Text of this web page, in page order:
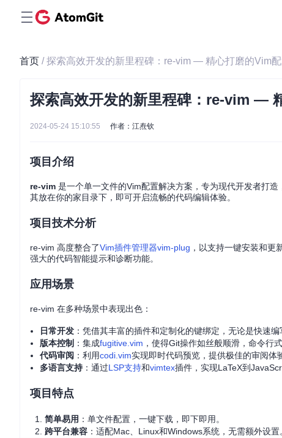
首页 / 探索高效开发的新里程碑：re-vim — 精心打磨的Vim
探索高效开发的新里程碑：re-vim —
2024-05-24 15:10:55 作者：江焘钦
项目介绍
re-vim 是一个单一文件的Vim配置解决方案，专为现代开发者打
其放在你的家目录下，即可开启流畅的代码编辑体验。
项目技术分析
re-vim 高度整合了Vim插件管理器vim-plug ，以支持一键安装和更
强大的代码智能提示和诊断功能。
应用场景
re-vim 在多种场景中表现出色：
日常开发 ：凭借其丰富的插件和定制化的键绑定，无论是快速
版本控制 ：集成fugitive.vim ，使得Git操作如丝般顺滑，命令行
代码审阅 ：利用codi.vim实现即时代码预览，提供极佳的审阅体
多语言支持 ：通过LSP支持和vimtex插件，实现LaTeX到
项目特点
简单易用 ：单文件配置，一键下载，即下即用。
跨平台兼容 ：适配Mac、Linux和Windows系统，无需额外设置